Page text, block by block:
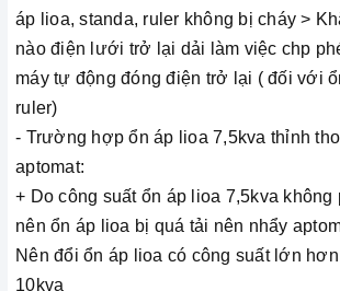
áp lioa, standa, ruler không bị cháy >
nào điện lưới trở lại dải làm việc chp
máy tự động đóng điện trở lại ( đối với
ruler)
- Trường hợp ổn áp lioa 7,5kva thỉnh
aptomat:
+ Do công suất ổn áp lioa 7,5kva
nên ổn áp lioa bị quá tải nên nhẩy
Nên đổi ổn áp lioa có công suất lớn
10kva